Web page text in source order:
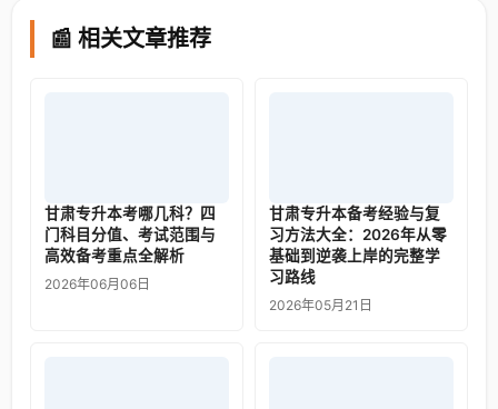
📰 相关文章推荐
甘肃专升本考哪几科？四
门科目分值、考试范围与
高效备考重点全解析
2026年06月06日
甘肃专升本备考经验与复
习方法大全：2026年从零
基础到逆袭上岸的完整学
习路线
2026年05月21日